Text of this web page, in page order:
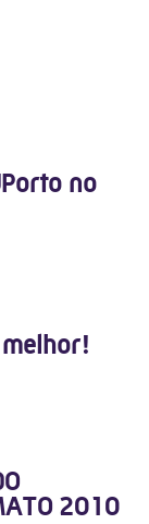
no
melhor!
2010